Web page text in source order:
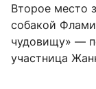
Второе место
собакой
чудовищу» —
участница